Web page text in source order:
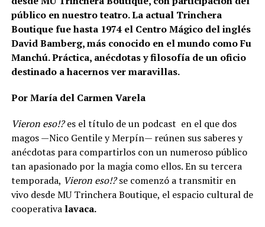
público en nuestro teatro. La actual Trinchera
Boutique fue hasta 1974 el Centro Mágico del inglés
David Bamberg, más conocido en el mundo como Fu
Manchú. Práctica, anécdotas y filosofía de un oficio
destinado a hacernos ver maravillas.
Por María del Carmen Varela
Vieron eso!?es el título de un podcast en el que dos
magos —Nico Gentile y Merpín— reúnen sus saberes y
anécdotas para compartirlos con un numeroso público
tan apasionado por la magia como ellos. En su tercera
temporada, Vieron eso!?se comenzó a transmitir en
vivo desde MU Trinchera Boutique, el espacio cultural de
cooperativa lavaca.